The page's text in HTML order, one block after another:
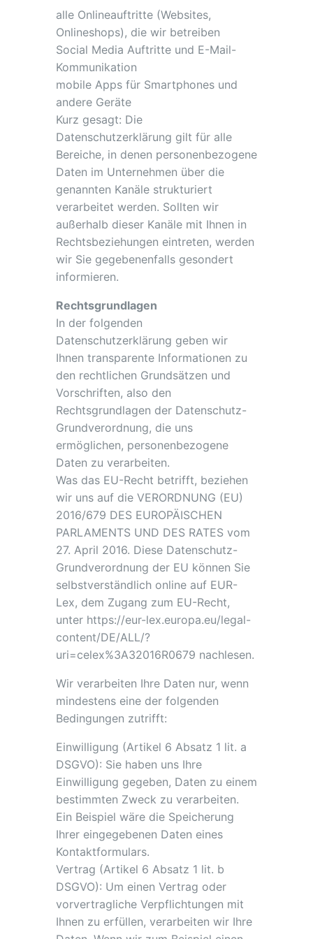
alle Onlineauftritte (Websites,
Onlineshops), die wir betreiben
Social Media Auftritte und E-Mail-
Kommunikation
mobile Apps für Smartphones und
andere Geräte
Kurz gesagt: Die
Datenschutzerklärung gilt für alle
Bereiche, in denen personenbezogene
Daten im Unternehmen über die
genannten Kanäle strukturiert
verarbeitet werden. Sollten wir
außerhalb dieser Kanäle mit Ihnen in
Rechtsbeziehungen eintreten, werden
wir Sie gegebenenfalls gesondert
informieren.
Rechtsgrundlagen
In der folgenden
Datenschutzerklärung geben wir
Ihnen transparente Informationen zu
den rechtlichen Grundsätzen und
Vorschriften, also den
Rechtsgrundlagen der Datenschutz-
Grundverordnung, die uns
ermöglichen, personenbezogene
Daten zu verarbeiten.
Was das EU-Recht betrifft, beziehen
wir uns auf die VERORDNUNG (EU)
2016/679 DES EUROPÄISCHEN
PARLAMENTS UND DES RATES vom
27. April 2016. Diese Datenschutz-
Grundverordnung der EU können Sie
selbstverständlich online auf EUR-
Lex, dem Zugang zum EU-Recht,
unter https://eur-lex.europa.eu/legal-
content/DE/ALL/?
uri=celex%3A32016R0679 nachlesen.
Wir verarbeiten Ihre Daten nur, wenn
mindestens eine der folgenden
Bedingungen zutrifft:
Einwilligung (Artikel 6 Absatz 1 lit. a
DSGVO): Sie haben uns Ihre
Einwilligung gegeben, Daten zu einem
bestimmten Zweck zu verarbeiten.
Ein Beispiel wäre die Speicherung
Ihrer eingegebenen Daten eines
Kontaktformulars.
Vertrag (Artikel 6 Absatz 1 lit. b
DSGVO): Um einen Vertrag oder
vorvertragliche Verpflichtungen mit
Ihnen zu erfüllen, verarbeiten wir Ihre